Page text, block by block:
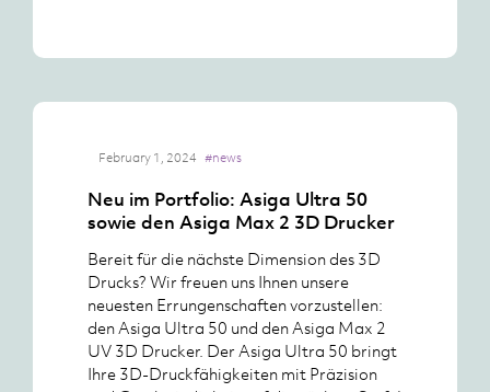
February 1, 2024 #news
Neu im Portfolio: Asiga Ultra 50
sowie den Asiga Max 2 3D Drucker
Bereit für die nächste Dimension des 3D
Drucks? Wir freuen uns Ihnen unsere
neuesten Errungenschaften vorzustellen:
den Asiga Ultra 50 und den Asiga Max 2
UV 3D Drucker. Der Asiga Ultra 50 bringt
Ihre 3D-Druckfähigkeiten mit Präzision